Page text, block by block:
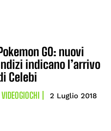
GO: nuovi
indicano l’arrivo
Celebi
VIDEOGIOCHI 2 Luglio 2018